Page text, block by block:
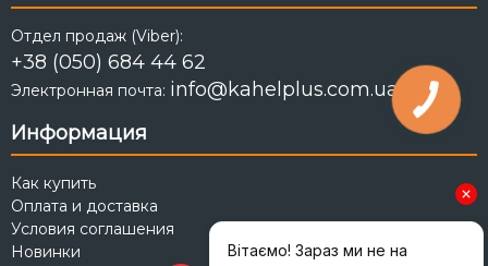
Отдел продаж (Viber):
+38 (050) 684 44 62
Электронная почта: info@kahelplus.com.ua
Информация
Как купить
Оплата и доставка
Условия соглашения
Новинки